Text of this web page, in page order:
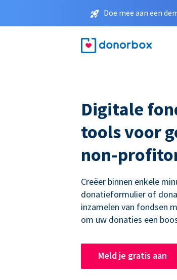
Doe mee aan een
Digitale
tools voor
non-
Creëer binnen enkele
donatieformulier of
inzamelen van fondsen
om uw donaties een
Meld je gratis aan